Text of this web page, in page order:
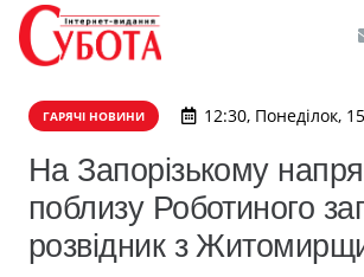
ГАРЯЧІ НОВИНИ 12:30, Понеділок,
На Запорізькому
поблизу Роботиного
розвідник з